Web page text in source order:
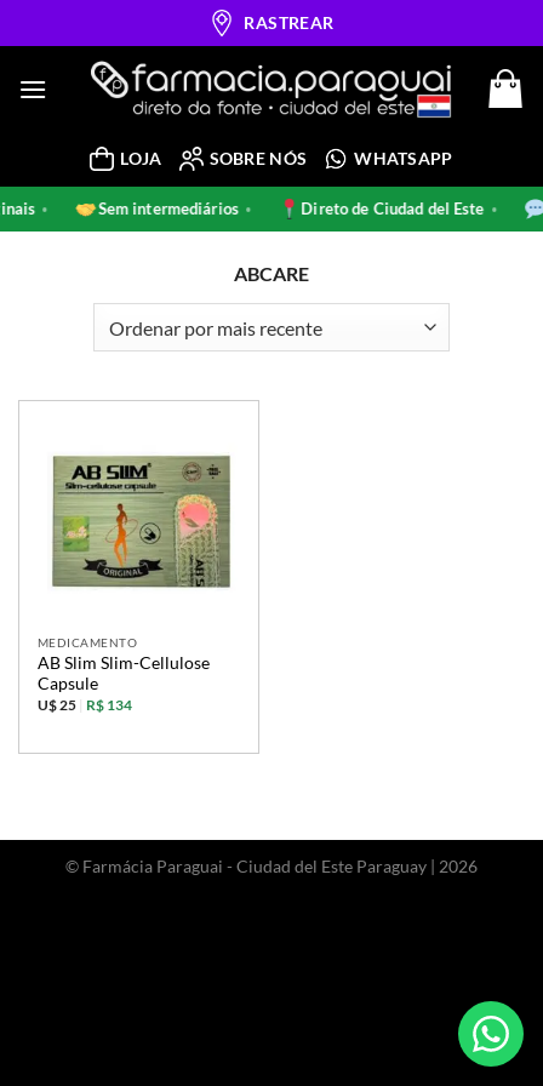
to
RASTREAR
LOJA SOBRE NÓS WHATSAPP
• Sem intermediários Direto de Ciudad del Este
ABCARE
MEDICAMENTO
AB Slim Slim-Cellulose
Capsule
U$ 25 R$ 134
© Farmácia Paraguai - Ciudad del Este Paraguay | 2026